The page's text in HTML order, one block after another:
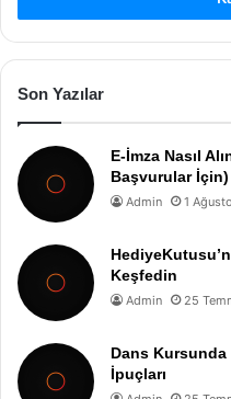
Son Yazılar
E-İmza Nasıl
Başvurular İçin)
Admin 1
Keşfedin
Admin 25
Dans Kursunda
İpuçları